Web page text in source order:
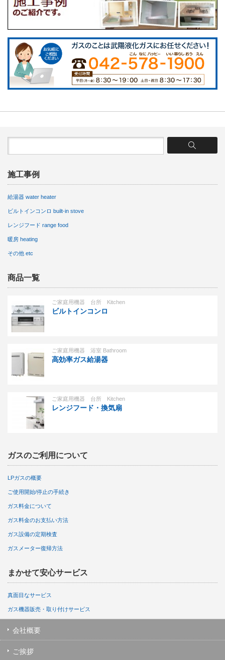
施工事例
給湯器 water heater
ビルトインコンロ built-in stove
レンジフード range food
暖房 heating
その他 etc
商品一覧
ご家庭用機器 台所 Kitchen
ビルトインコンロ
ご家庭用機器 浴室 Bathroom
高効率ガス給湯器
ご家庭用機器 台所 Kitchen
レンジフード・換気扇
ガスのご利用について
LPガスの概要
ご使用開始/停止の手続き
ガス料金について
ガス料金のお支払い方法
ガス設備の定期検査
ガスメーター復帰方法
まかせて安心サービス
真面目なサービス
ガス機器販売・取り付けサービス
会社概要
ご挨拶